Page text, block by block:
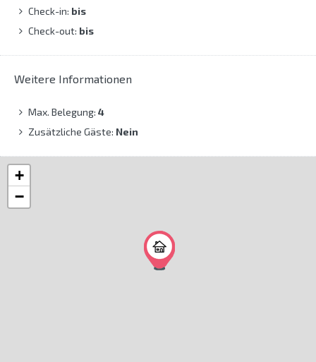
Check-in: bis
Check-out: bis
Weitere Informationen
Max. Belegung: 4
Zusätzliche Gäste: Nein
+
−